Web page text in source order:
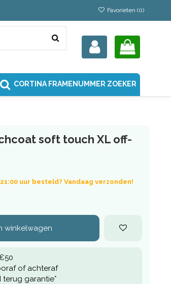
Favorieten (0)
CORTINA FRAMENUMMER ZOEKER
soft touch XL off-
uur besteld? Vandaag verzonden!
winkelwagen
of achteraf
garantie*